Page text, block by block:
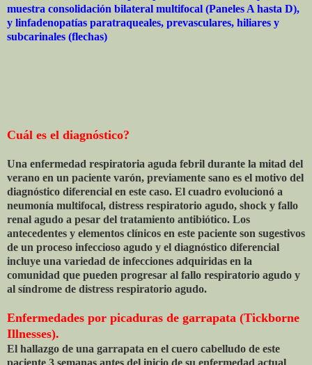
muestra consolidación bilateral multifocal (Paneles A hasta D),
y linfadenopatías paratraqueales, prevasculares, hiliares y
subcarinales (flechas)
Cuál es el diagnóstico?
Una enfermedad respiratoria aguda febril durante la mitad del
verano en un paciente varón, previamente sano es el motivo del
diagnóstico diferencial en este caso. El cuadro evolucionó a
neumonía multifocal, distress respiratorio agudo, shock y fallo
renal agudo a pesar del tratamiento antibiótico. Los
antecedentes y elementos clínicos en este paciente son sugestivos
de un proceso infeccioso agudo y el diagnóstico diferencial
incluye una variedad de infecciones adquiridas en la
comunidad que pueden progresar al fallo respiratorio agudo y
al síndrome de distress respiratorio agudo.
Enfermedades por picaduras de garrapata (Tickborne
Illnesses).
El hallazgo de una garrapata en el cuero cabelludo de este
paciente 3 semanas antes del inicio de su enfermedad actual